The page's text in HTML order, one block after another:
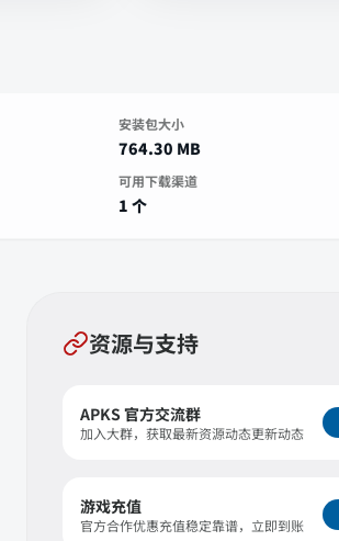
安装包大小
764.30 MB
可用下载渠道
1 个
资源与支持
APKS 官方交流群
加入大群，获取最新资源动态更新动态
游戏充值
官方合作优惠充值稳定靠谱，立即到账